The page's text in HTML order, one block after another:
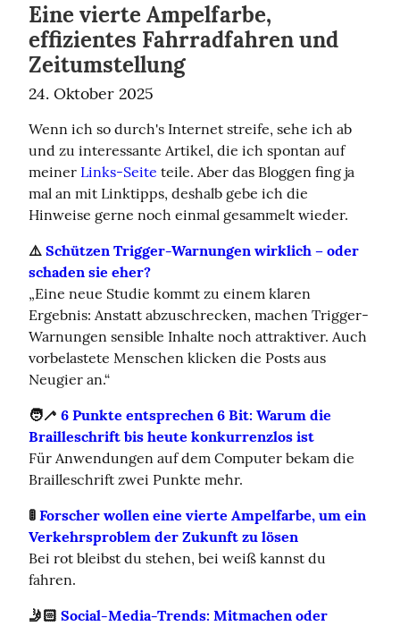
Eine vierte Ampelfarbe,
effizientes Fahrradfahren und
Zeitumstellung
24. Oktober 2025
Wenn ich so durch's Internet streife, sehe ich ab
und zu interessante Artikel, die ich spontan auf
meiner Links-Seite teile. Aber das Bloggen fing ja
mal an mit Linktipps, deshalb gebe ich die
Hinweise gerne noch einmal gesammelt wieder.
⚠️ Schützen Trigger-Warnungen wirklich – oder
schaden sie eher?
„Eine neue Studie kommt zu einem klaren
Ergebnis: Anstatt abzuschrecken, machen Trigger-
Warnungen sensible Inhalte noch attraktiver. Auch
vorbelastete Menschen klicken die Posts aus
Neugier an.“
🧑‍🦯 6 Punkte entsprechen 6 Bit: Warum die
Brailleschrift bis heute konkurrenzlos ist
Für Anwendungen auf dem Computer bekam die
Brailleschrift zwei Punkte mehr.
🚦 Forscher wollen eine vierte Ampelfarbe, um ein
Verkehrsproblem der Zukunft zu lösen
Bei rot bleibst du stehen, bei weiß kannst du
fahren.
🤳🏻 Social-Media-Trends: Mitmachen oder